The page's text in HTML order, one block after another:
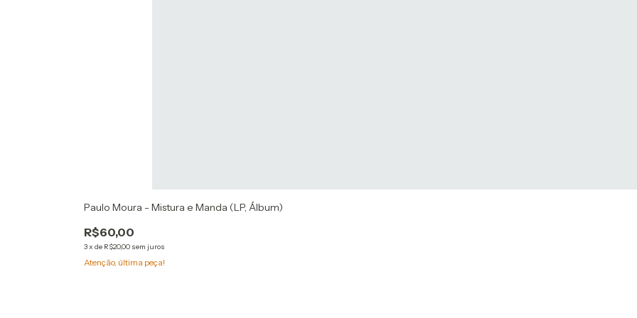
Paulo Moura - Mistura e Manda (LP, Álbum)
R$60,00
3x de R$20,00 sem juros
Atenção, última peça!